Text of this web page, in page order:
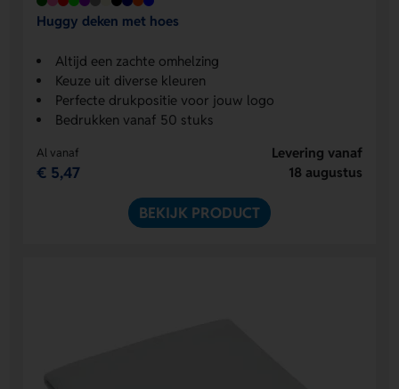
Huggy deken met hoes
Altijd een zachte omhelzing
Keuze uit diverse kleuren
Perfecte drukpositie voor jouw logo
Bedrukken vanaf 50 stuks
Al vanaf
€ 5,47
Levering vanaf
18 augustus
BEKIJK PRODUCT